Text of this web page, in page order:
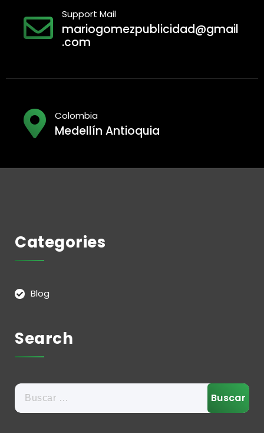
Support Mail
mariogomezpublicidad@gmail
.com
Colombia
Medellín Antioquia
Categories
Blog
Search